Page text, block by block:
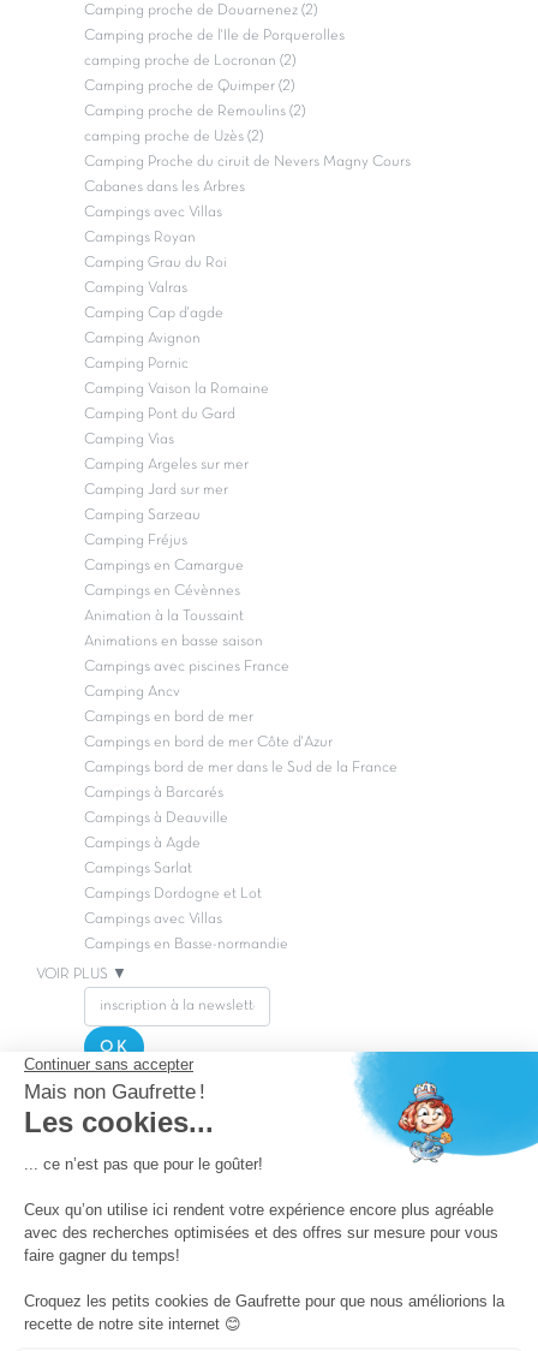
Camping proche de Douarnenez (2)
Camping proche de l'Ile de Porquerolles
camping proche de Locronan (2)
Camping proche de Quimper (2)
Camping proche de Remoulins (2)
camping proche de Uzès (2)
Camping Proche du ciruit de Nevers Magny Cours
Cabanes dans les Arbres
Campings avec Villas
Campings Royan
Camping Grau du Roi
Camping Valras
Camping Cap d'agde
Camping Avignon
Camping Pornic
Camping Vaison la Romaine
Camping Pont du Gard
Camping Vias
Camping Argeles sur mer
Camping Jard sur mer
Camping Sarzeau
Camping Fréjus
Campings en Camargue
Campings en Cévènnes
Animation à la Toussaint
Animations en basse saison
Campings avec piscines France
Camping Ancv
Campings en bord de mer
Campings en bord de mer Côte d'Azur
Campings bord de mer dans le Sud de la France
Campings à Barcarés
Campings à Deauville
Campings à Agde
Campings Sarlat
Campings Dordogne et Lot
Campings avec Villas
Campings en Basse-normandie
VOIR PLUS ▼
OK
Copyright Capfun 2026 ©
Questions/Réponses
Facebook
Nos offres de lancement
Nos prix Canon
Nos vidéos Live
Pass camping